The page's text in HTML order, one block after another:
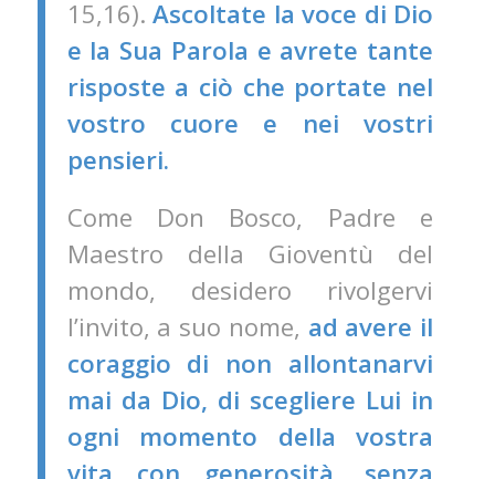
15,16).Ascoltate la voce di Dio
e la Sua Parola e avrete tante
risposte a ciò che portate nel
vostro cuore e nei vostri
pensieri.
Come Don Bosco, Padre e
Maestro della Gioventù del
mondo, desidero rivolgervi
l’invito, a suo nome, ad avere il
coraggio di non allontanarvi
mai da Dio, di scegliere Lui in
ogni momento della vostra